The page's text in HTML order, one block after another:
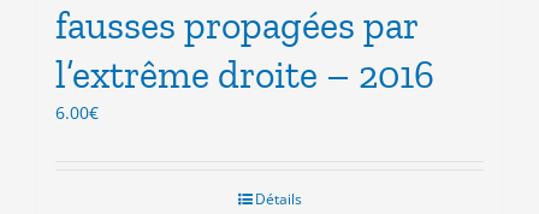
fausses propagées par
l’extrême droite – 2016
6.00€
Détails